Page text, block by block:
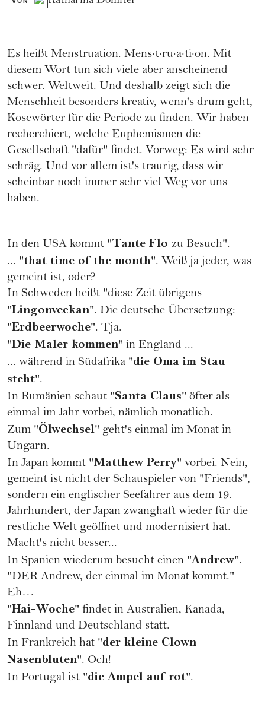
Es heißt Menstruation. Mens·t·ru·a·ti·on. Mit
diesem Wort tun sich viele aber anscheinend
schwer. Weltweit. Und deshalb zeigt sich die
Menschheit besonders kreativ, wenn's drum geht,
Kosewörter für die Periode zu finden. Wir haben
recherchiert, welche Euphemismen die
Gesellschaft "dafür" findet. Vorweg: Es wird sehr
schräg. Und vor allem ist's traurig, dass wir
scheinbar noch immer sehr viel Weg vor uns
haben.
In den USA kommt "Tante Flo zu Besuch".
... "that time of the month". Weiß ja jeder, was
gemeint ist, oder?
In Schweden heißt "diese Zeit übrigens
"Lingonveckan". Die deutsche Übersetzung:
"Erdbeerwoche". Tja.
"Die Maler kommen" in England ...
... während in Südafrika "die Oma im Stau
steht".
In Rumänien schaut "Santa Claus" öfter als
einmal im Jahr vorbei, nämlich monatlich.
Zum "Ölwechsel" geht's einmal im Monat in
Ungarn.
In Japan kommt "Matthew Perry" vorbei. Nein,
gemeint ist nicht der Schauspieler von "Friends",
sondern ein englischer Seefahrer aus dem 19.
Jahrhundert, der Japan zwanghaft wieder für die
restliche Welt geöffnet und modernisiert hat.
Macht's nicht besser...
In Spanien wiederum besucht einen "Andrew".
"DER Andrew, der einmal im Monat kommt."
Eh…
"Hai-Woche" findet in Australien, Kanada,
Finnland und Deutschland statt.
In Frankreich hat "der kleine Clown
Nasenbluten". Och!
In Portugal ist "die Ampel auf rot".